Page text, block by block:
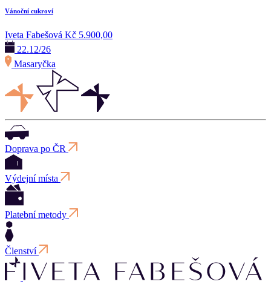
Vánoční cukroví
Iveta Fabešová Kč 5.900,00
22.12/26
Masaryčka
Doprava po ČR
Výdejní místa
Platební metody
Členství